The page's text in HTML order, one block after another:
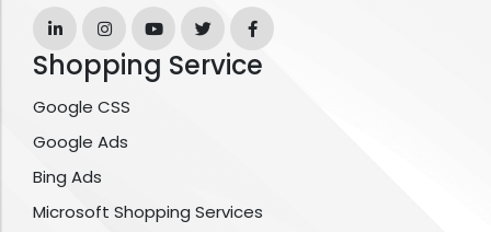
Shopping Service
Google CSS
Google Ads
Bing Ads
Microsoft Shopping Services